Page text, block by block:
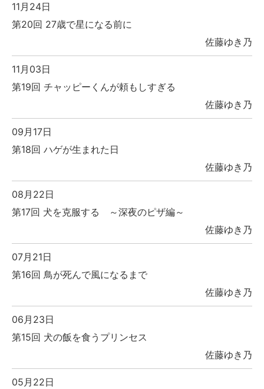
11月24日
第20回 27歳で星になる前に
佐藤ゆき乃
11月03日
第19回 チャッピーくんが頼もしすぎる
佐藤ゆき乃
09月17日
第18回 ハゲが生まれた日
佐藤ゆき乃
08月22日
第17回 犬を克服する ～深夜のピザ編～
佐藤ゆき乃
07月21日
第16回 鳥が死んで風になるまで
佐藤ゆき乃
06月23日
第15回 犬の飯を食うプリンセス
佐藤ゆき乃
05月22日